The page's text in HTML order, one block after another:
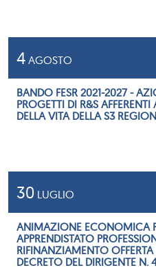
4 AGOSTO
BANDO FESR 2021-2027 -
PROGETTI DI R&S AFFERENTI
DELLA VITA DELLA S3
30 LUGLIO
ANIMAZIONE ECONOMICA
APPRENDISTATO
RIFINANZIAMENTO
DECRETO DEL DIRIGENTE